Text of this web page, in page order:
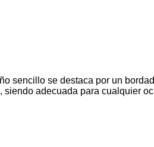
sencillo se destaca por un
siendo adecuada para cualquier